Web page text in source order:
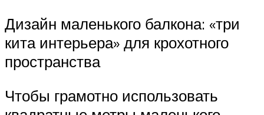
Дизайн маленького балкона: «три
кита интерьера» для крохотного
пространства
Чтобы грамотно использовать